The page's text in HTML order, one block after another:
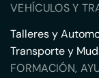
VEHÍCULOS Y
Talleres y
Transporte y
FORMACIÓN,